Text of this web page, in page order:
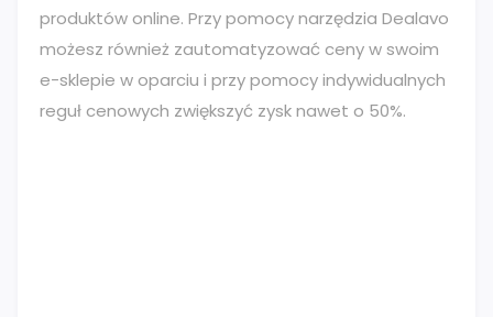
produktów online. Przy pomocy narzędzia Dealavo
możesz również zautomatyzować ceny w swoim
e-sklepie w oparciu i przy pomocy indywidualnych
reguł cenowych zwiększyć zysk nawet o 50%.